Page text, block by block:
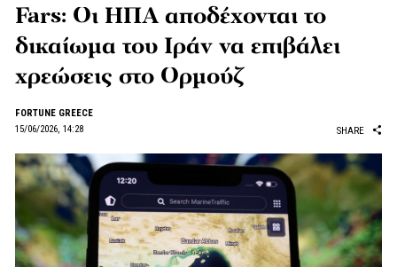
Fars: Οι ΗΠΑ αποδέχονται το
δικαίωμα του Ιράν να επιβάλει
χρεώσεις στο Ορμούζ
FORTUNE GREECE
15/06/2026, 14:28
SHARE